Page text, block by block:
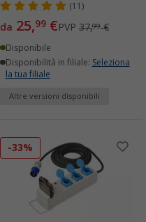
(11)
da 25,99 €PVP 37,99€
Disponibile
Disponibilità in filiale: Seleziona
la tua filiale
Altre versioni disponibili
-33%